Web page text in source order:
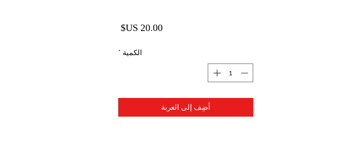
‏20.00 US$ السعر
الكمية *
أضِف إلى العربة